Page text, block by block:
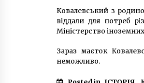
Ковалевський з
віддали для потреб
Міністерство
Зараз маєток
неможливо.